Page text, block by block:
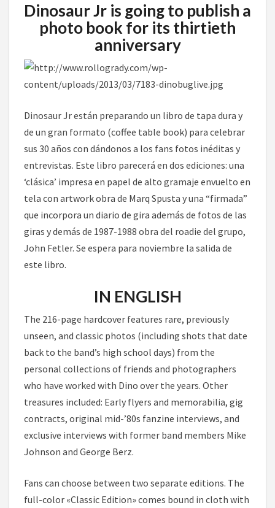
Dinosaur Jr is going to publish a
photo book for its thirtieth
anniversary
Dinosaur Jr están preparando un libro de tapa dura y
de un gran formato (coffee table book) para celebrar
sus 30 años con dándonos a los fans fotos inéditas y
entrevistas. Este libro parecerá en dos ediciones: una
‘clásica’ impresa en papel de alto gramaje envuelto en
tela con artwork obra de Marq Spusta y una “firmada”
que incorpora un diario de gira además de fotos de las
giras y demás de 1987-1988 obra del roadie del grupo,
John Fetler. Se espera para noviembre la salida de
este libro.
IN ENGLISH
The 216-page hardcover features rare, previously
unseen, and classic photos (including shots that date
back to the band’s high school days) from the
personal collections of friends and photographers
who have worked with Dino over the years. Other
treasures included: Early flyers and memorabilia, gig
contracts, original mid-’80s fanzine interviews, and
exclusive interviews with former band members Mike
Johnson and George Berz.
Fans can choose between two separate editions. The
full-color «Classic Edition» comes bound in cloth with